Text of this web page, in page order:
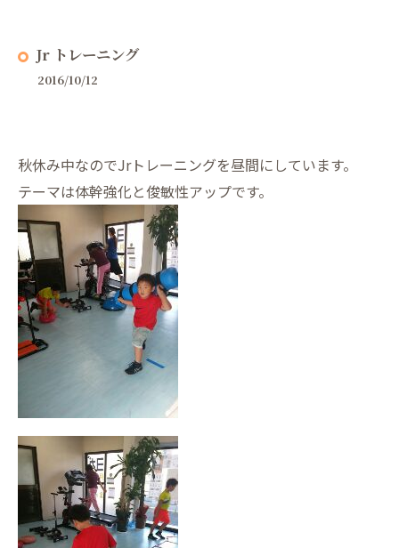
Jr トレーニング
2016/10/12
秋休み中なのでJrトレーニングを昼間にしています。
テーマは体幹強化と俊敏性アップです。